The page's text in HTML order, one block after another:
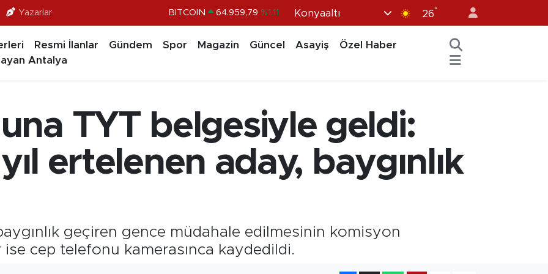
Yazarlar BITCOIN 64.959,79 %1.11
BİST100 13.779 %-14
Konyaaltı 26°
Resmi İlanlar Gündem Spor Magazin Güncel Asayiş
Özel Haber
Antalya
TYT belgesiyle geldi:
ertelenen aday, baygınlık
geçiren gence müdahale edilmesinin komisyon
cep telefonu kamerasınca kaydedildi.